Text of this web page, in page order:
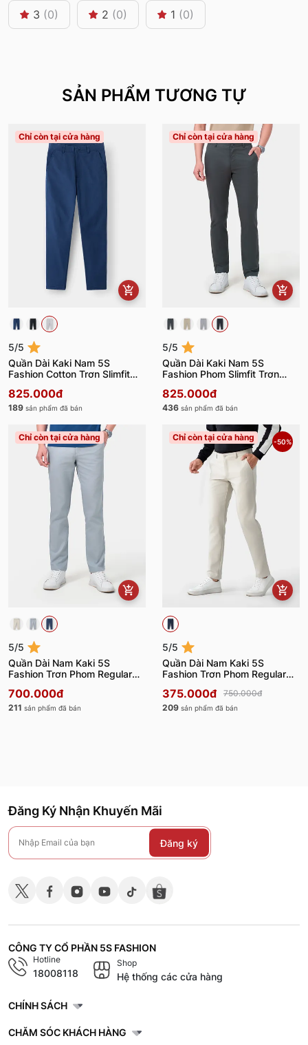
3 (0) 2 (0) 1 (0)
SẢN PHẨM TƯƠNG TỰ
Chỉ còn tại cửa hàng
5/5
Quần Dài Kaki Nam 5S
Fashion Cotton Trơn Slimfit
825.000đ
189 sản phẩm đã bán
Chỉ còn tại cửa hàng
5/5
Quần Dài Kaki Nam 5S
Fashion Phom Slimfit Trơn
825.000đ
436 sản phẩm đã bán
Chỉ còn tại cửa hàng
5/5
Quần Dài Nam Kaki 5S
Fashion Trơn Phom Regular
700.000đ
211 sản phẩm đã bán
Chỉ còn tại cửa hàng -50%
5/5
Quần Dài Nam Kaki 5S
Fashion Trơn Phom Regular
375.000đ
750.000đ
209 sản phẩm đã bán
Đăng Ký Nhận Khuyến Mãi
Đăng ký
CÔNG TY CỔ PHẦN 5S FASHION
Hotline
18008118
Shop
Hệ thống các cửa hàng
CHÍNH SÁCH
CHĂM SÓC KHÁCH HÀNG